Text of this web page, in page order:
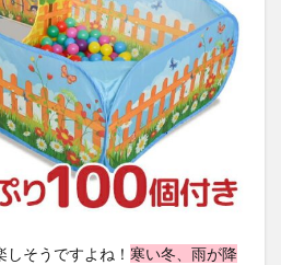
そうですよね！ 寒い冬、雨が降